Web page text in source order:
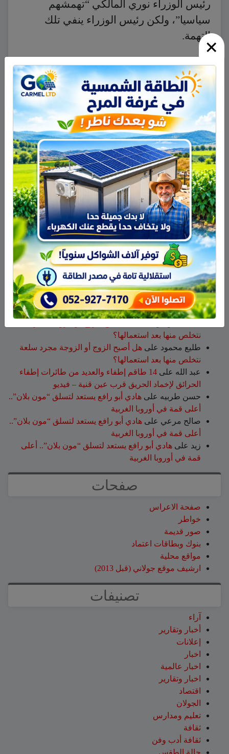
×
رئيس الوزراء نوري المالكي “تهمشهم
سياسيا”، ولكن رئيس الوزراء ينفي تلك
التهمة.
نشر فياخبار عالمية
ابحث
أحدث المقالات
تخريج 14 نحالاً جديداً في الجولان بإشراف جمعية نحالي
الحرمون
وفاة الأخت هالة علي محمود من مجدل شمس
الجولاني هادي أبو رافع ينجح في تسلق قمة مون بلان ويقود
فريقاً إلى أعلى نقطة في أوروبا الغربية
جمعية نحالي الحرمون تستضيف يوماً إرشادياً مهماً حول
مكافحة الآفات التي تصيب خلايا النحل
هل أصبح الزوج أو الزوجة مجرد سلعة نتخلص منها بعد
استعمالها؟
أحدث التعليقات
نتخلص منها بعد استعمالها؟
طليع محمود على هل أصبح الزوج أو الزوجة مجرد سلعة
نتخلص منها بعد استعمالها؟
عبد الله على
14 طاقم إطفاء والعديد من طائرات إطفاء
الحرائق لإخماد الحريق قرب عين قنية – فيديو
حسن طربيه على هادي أبو رافع يستعد لتسلق “مون بلان”..
أعلى قمة في أوروبا الغربية
صالح مرعي على هادي أبو رافع يستعد لتسلق “مون بلان”..
أعلى قمة في أوروبا الغربية
زيد على هادي أبو رافع يستعد لتسلق “مون بلان”.. أعلى
قمة في أوروبا الغربية
صفحات
صفحة الاعراس
خواطر
صور قديمة
بنوك وبطاقات اعتماد
مواقع محلية
ارشيف موقع جولاني (قبل 2013)
تصنيفات
آراء
أخبار وتقارير
إعلانات
اخبار
اخبار عالمية
اخبار وتقارير
اقتصاد
الجولان
تعليم ومدارس
ثقافة
ثقافة أدب وفن
حالة الطقس